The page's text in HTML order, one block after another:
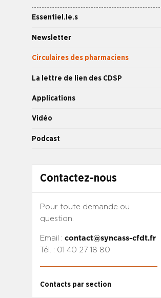
Essentiel.le.s
Newsletter
Circulaires des pharmaciens
La lettre de lien des CDSP
Applications
Vidéo
Podcast
Contactez-nous
Pour toute demande ou
question.
Email : contact@syncass-cfdt.fr
Tél. : 01 40 27 18 80
Contacts par section